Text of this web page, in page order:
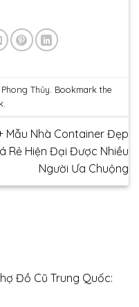
Đồ Cũ Trung Quốc:
Thủy . Bookmark the
Mẫu Nhà Container Đẹp
Rẻ Hiện Đại Được Nhiều
Người Ưa Chuộng